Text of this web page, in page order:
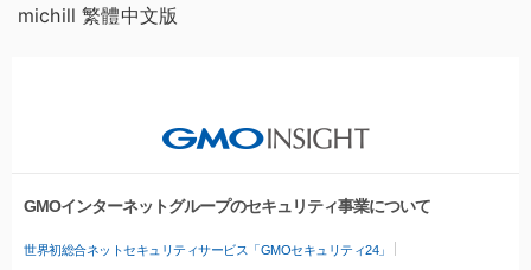
michill 繁體中文版
GMOインターネットグループのセキュリティ事業について
世界初総合ネットセキュリティサービス「GMOセキュリティ24」